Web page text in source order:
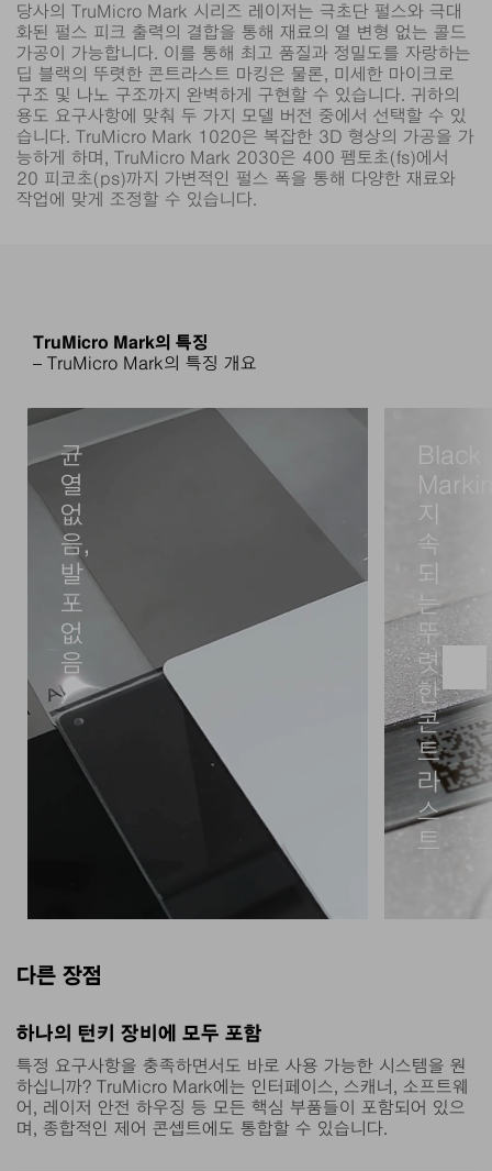
당사의 TruMicro Mark 시리즈 레이저는 극초단 펄스와 극대
화된 펄스 피크 출력의 결합을 통해 재료의 열 변형 없는 콜드
가공이 가능합니다. 이를 통해 최고 품질과 정밀도를 자랑하는
딥 블랙의 뚜렷한 콘트라스트 마킹은 물론, 미세한 마이크로
구조 및 나노 구조까지 완벽하게 구현할 수 있습니다. 귀하의
용도 요구사항에 맞춰 두 가지 모델 버전 중에서 선택할 수 있
습니다. TruMicro Mark 1020은 복잡한 3D 형상의 가공을 가
능하게 하며, TruMicro Mark 2030은 400 펨토초(fs)에서
20 피코초(ps)까지 가변적인 펄스 폭을 통해 다양한 재료와
작업에 맞게 조정할 수 있습니다.
TruMicro Mark의 특징
– TruMicro Mark의 특징 개요
균
열
없
음,
발
포
없
음
TruMicro Mark는 피코초 및 펨
토초 범위에서 극초단 레이저 펄스
를 사용하여 재료가 녹지 않고 즉
각적으로 기화됩니다. 유리나 세라
믹과 같은 민감한 재료에서도 열로
Black
지
속
되
는
뚜
렷
한
콘
트
라
스
트
노 영역
생성할
사실상
다른 장점
하나의 턴키 장비에 모두 포함
특정 요구사항을 충족하면서도 바로 사용 가능한 시스템을 원
하십니까? TruMicro Mark에는 인터페이스, 스캐너, 소프트웨
어, 레이저 안전 하우징 등 모든 핵심 부품들이 포함되어 있으
며, 종합적인 제어 콘셉트에도 통합할 수 있습니다.